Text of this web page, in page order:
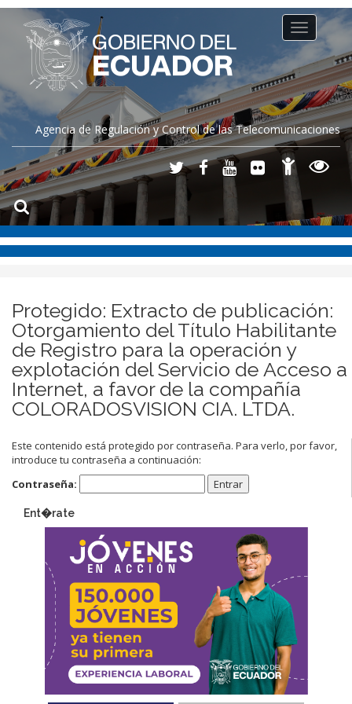
Agencia de Regulación y Control de las Telecomunicaciones
Toggle
navigation
Protegido: Extracto de publicación:
Otorgamiento del Título Habilitante
de Registro para la operación y
explotación del Servicio de Acceso a
Internet, a favor de la compañía
COLORADOSVISION CIA. LTDA.
Este contenido está protegido por contraseña. Para verlo, por favor,
introduce tu contraseña a continuación:
Contraseña:
Ent�rate